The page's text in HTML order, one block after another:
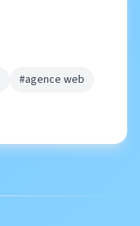
#agence web